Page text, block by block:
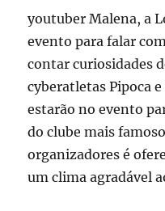
youtuber Malena, a
evento para falar
contar curiosidades
cyberatletas Pipoca
estarão no evento
do clube mais
organizadores é
um clima agradável